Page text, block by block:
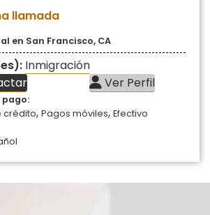
llamada
en San Francisco, CA
Inmigración
Ver Perfil
pago:
crédito, Pagos móviles, Efectivo